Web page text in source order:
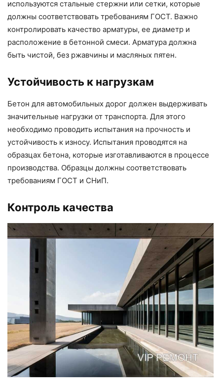
используются стальные стержни или сетки, которые
должны соответствовать требованиям ГОСТ. Важно
контролировать качество арматуры, ее диаметр и
расположение в бетонной смеси. Арматура должна
быть чистой, без ржавчины и масляных пятен.
Устойчивость к нагрузкам
Бетон для автомобильных дорог должен выдерживать
значительные нагрузки от транспорта. Для этого
необходимо проводить испытания на прочность и
устойчивость к износу. Испытания проводятся на
образцах бетона, которые изготавливаются в процессе
производства. Образцы должны соответствовать
требованиям ГОСТ и СНиП.
Контроль качества